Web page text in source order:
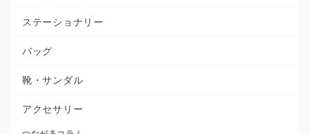
ステーショナリー
バッグ
靴・サンダル
アクセサリー